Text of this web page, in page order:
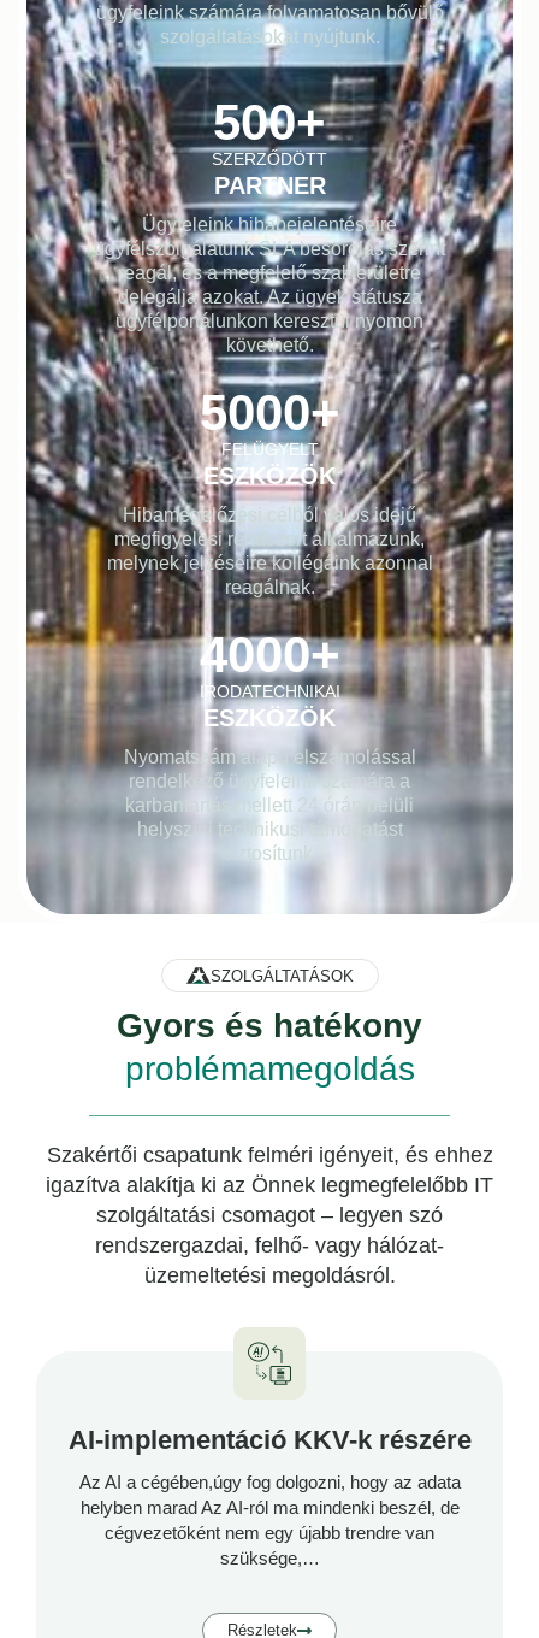
ügyfeleink számára folyamatosan bővülő
szolgáltatásokat nyújtunk.
500+
SZERZŐDÖTT
PARTNER
Ügyfeleink hibabejelentéseire
ügyfélszolgálatunk SLA besorolás szerint
reagál, és a megfelelő szakterületre
delegálja azokat. Az ügyek státusza
ügyfélportálunkon keresztül nyomon
követhető.
5000+
FELÜGYELT
ESZKÖZÖK
Hibamegelőzési célból valós idejű
megfigyelési rendszert alkalmazunk,
melynek jelzéseire kollégáink azonnal
reagálnak.
4000+
IRODATECHNIKAI
ESZKÖZÖK
Nyomatszám alapú elszámolással
rendelkező ügyfeleink számára a
karbantartás mellett 24 órán belüli
helyszíni technikusi támogatást
biztosítunk.
SZOLGÁLTATÁSOK
Gyors és hatékony
problémamegoldás
Szakértői csapatunk felméri igényeit, és ehhez
igazítva alakítja ki az Önnek legmegfelelőbb IT
szolgáltatási csomagot – legyen szó
rendszergazdai, felhő- vagy hálózat-
üzemeltetési megoldásról.
AI-implementáció KKV-k részére
Az AI a cégében,úgy fog dolgozni, hogy az adata
helyben marad Az AI-ról ma mindenki beszél, de
cégvezetőként nem egy újabb trendre van
szüksége,…
Részletek